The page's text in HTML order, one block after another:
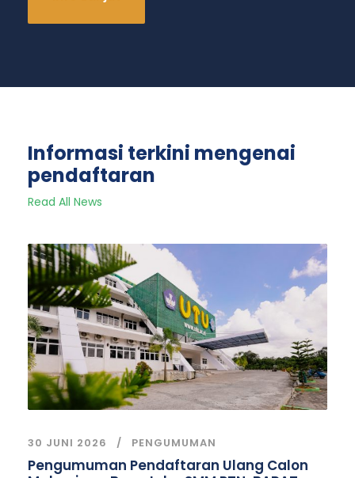
Informasi terkini mengenai
pendaftaran
Read All News
30 JUNI 2026 PENGUMUMAN
Pengumuman Pendaftaran Ulang Calon